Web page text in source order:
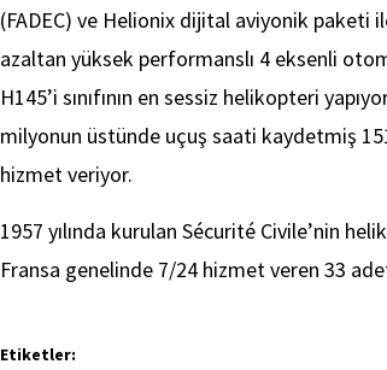
(FADEC) ve Helionix dijital aviyonik paketi
azaltan yüksek performanslı 4 eksenli
H145’i sınıfının en sessiz helikopteri
milyonun üstünde uçuş saati kaydetmiş
hizmet veriyor.
1957 yılında kurulan Sécurité Civile’nin
Fransa genelinde 7/24 hizmet veren 33
Etiketler: